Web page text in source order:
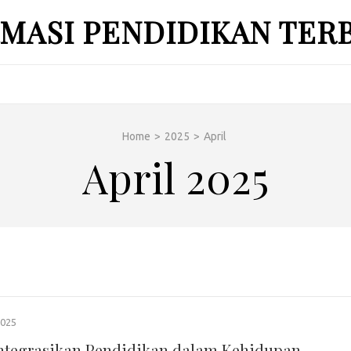
PENDIDIKAN
Home > 2025 > April
April 2025